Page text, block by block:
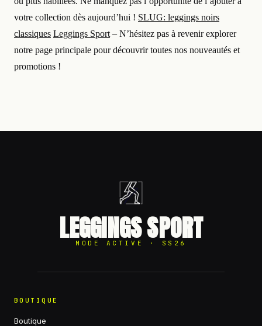
votre collection dès aujourd’hui ! SLUG: leggings noirs
classiques Leggings Sport – N’hésitez pas à revenir explorer
notre page principale pour découvrir toutes nos nouveautés et
promotions !
LEGGINGS SPORT
MODE ACTIVE · SS26
BOUTIQUE
Boutique